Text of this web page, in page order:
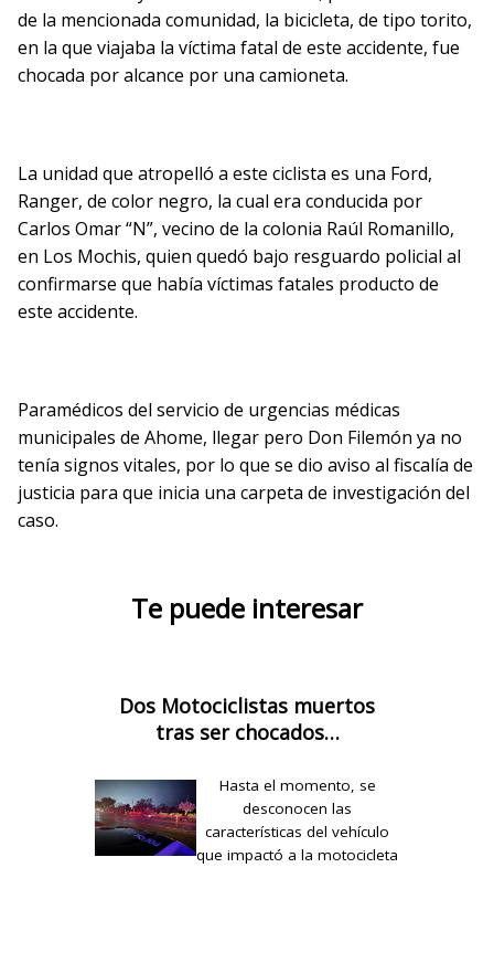
de la mencionada comunidad, la bicicleta, de tipo torito,
en la que viajaba la víctima fatal de este accidente, fue
chocada por alcance por una camioneta.
La unidad que atropelló a este ciclista es una Ford,
Ranger, de color negro, la cual era conducida por
Carlos Omar “N”, vecino de la colonia Raúl Romanillo,
en Los Mochis, quien quedó bajo resguardo policial al
confirmarse que había víctimas fatales producto de
este accidente.
Paramédicos del servicio de urgencias médicas
municipales de Ahome, llegar pero Don Filemón ya no
tenía signos vitales, por lo que se dio aviso al fiscalía de
justicia para que inicia una carpeta de investigación del
caso.
Te puede interesar
Dos Motociclistas muertos
tras ser chocados…
Hasta el momento, se
desconocen las
características del vehículo
que impactó a la motocicleta